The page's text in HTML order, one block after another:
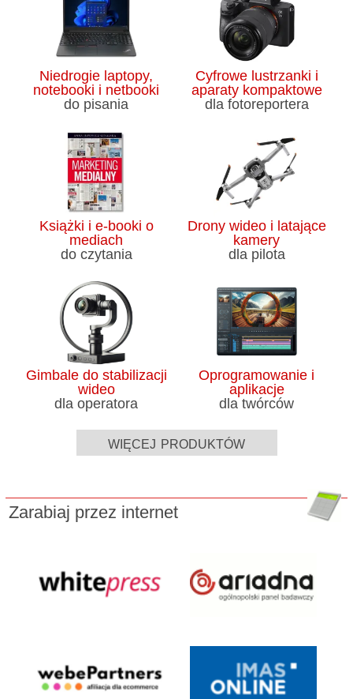
Niedrogie laptopy,
notebooki i netbooki
do pisania
Cyfrowe lustrzanki i
aparaty kompaktowe
dla fotoreportera
Książki i e-booki o
mediach
do czytania
Drony wideo i latające
kamery
dla pilota
Gimbale do stabilizacji
wideo
dla operatora
Oprogramowanie i
aplikacje
dla twórców
więcej produktów
Zarabiaj przez internet